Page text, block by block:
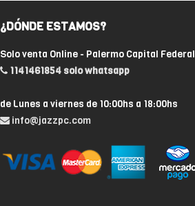
¿DÓNDE ESTAMOS?
Solo venta Online - Palermo Capital Federal
1141461854 solo whatsapp
de Lunes a viernes de 10:00hs a 18:00hs
info@jazzpc.com